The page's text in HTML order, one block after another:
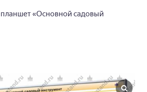
«Основной садовый